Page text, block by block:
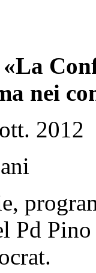
«La
nei
2012
Pd